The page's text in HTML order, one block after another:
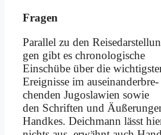
Fra­gen
Par­al­lel zu den
gen gibt es chro­no­lo­gi­sche
Ein­schü­be über die
Er­eig­nis­se im aus­ein­an­der­bre­
chen­den Ju­go­sla­wi­en so­wie
den Schrif­ten und
Hand­kes. Deich­mann lässt